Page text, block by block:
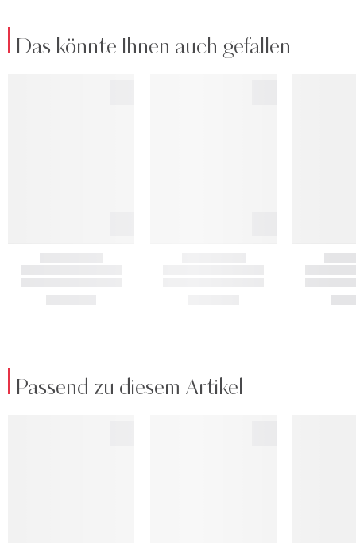
Das könnte Ihnen auch gefallen
Passend zu diesem Artikel